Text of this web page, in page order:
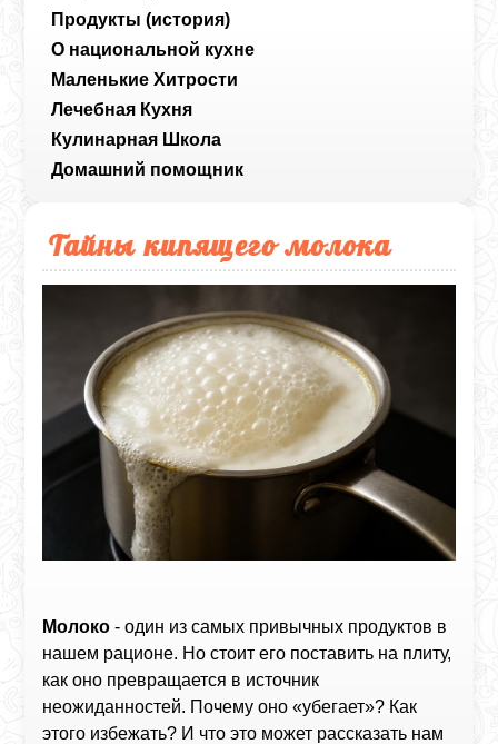
Продукты (история)
О национальной кухне
Маленькие Хитрости
Лечебная Кухня
Кулинарная Школа
Домашний помощник
Тайны кипящего молока
Молоко - один из самых привычных продуктов в
нашем рационе. Но стоит его поставить на плиту,
как оно превращается в источник
неожиданностей. Почему оно «убегает»? Как
этого избежать? И что это может рассказать нам